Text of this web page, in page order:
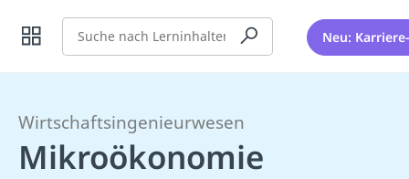
Suche Neu:
Wirtschaftsingenieurwesen
Mikroökonomie